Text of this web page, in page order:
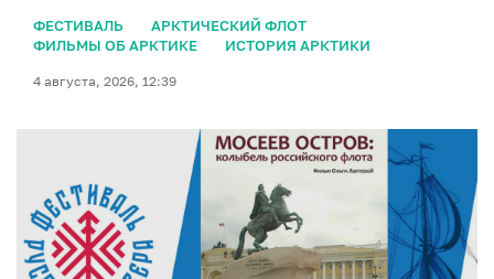
ФЕСТИВАЛЬ
АРКТИЧЕСКИЙ ФЛОТ
ФИЛЬМЫ ОБ АРКТИКЕ
ИСТОРИЯ АРКТИКИ
4 августа, 2026, 12:39